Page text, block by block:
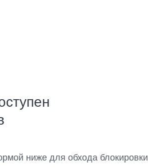
ниже для обхода блокировки